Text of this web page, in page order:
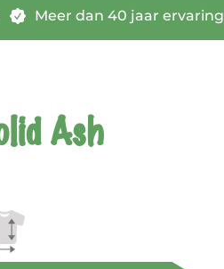
Meer dan 40 jaar ervaring
Ash